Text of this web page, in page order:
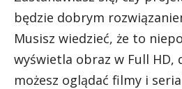
będzie dobrym
Musisz wiedzieć, że to
wyświetla obraz w Full HD,
możesz oglądać filmy i